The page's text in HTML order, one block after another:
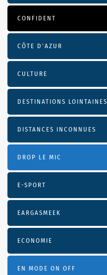
CONFIDENT
CÔTE D’AZUR
CULTURE
DESTINATIONS LOINTAINES
DISTANCES INCONNUES
DROP LE MIC
E-SPORT
EARGASMEEK
ECONOMIE
EN MODE ON OFF